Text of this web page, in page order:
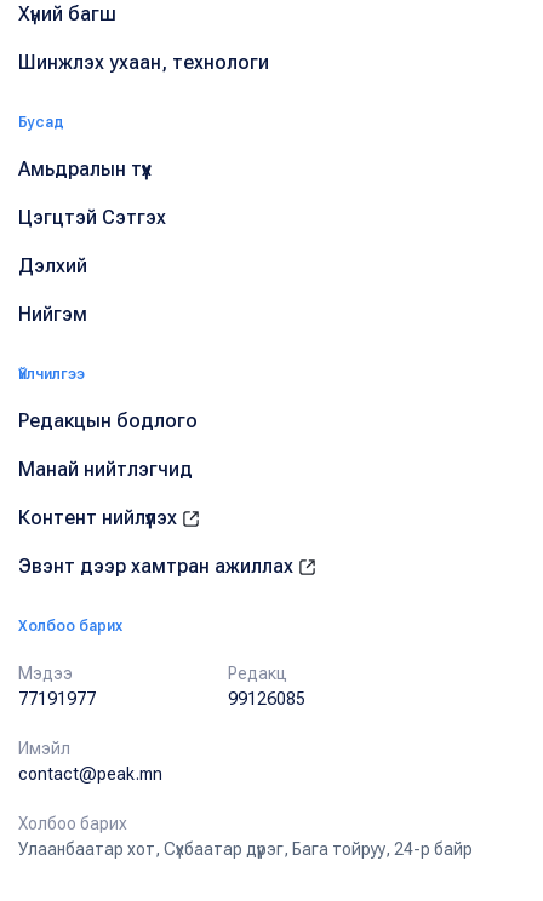
Хүний багш
Шинжлэх ухаан, технологи
Бусад
Амьдралын түүх
Цэгцтэй Сэтгэх
Дэлхий
Нийгэм
Үйлчилгээ
Редакцын бодлого
Манай нийтлэгчид
Контент нийлүүлэх
Эвэнт дээр хамтран ажиллах
Холбоо барих
Мэдээ
77191977
Редакц
99126085
Имэйл
contact@peak.mn
Холбоо барих
Улаанбаатар хот, Сүхбаатар дүүрэг, Бага тойруу, 24-р байр